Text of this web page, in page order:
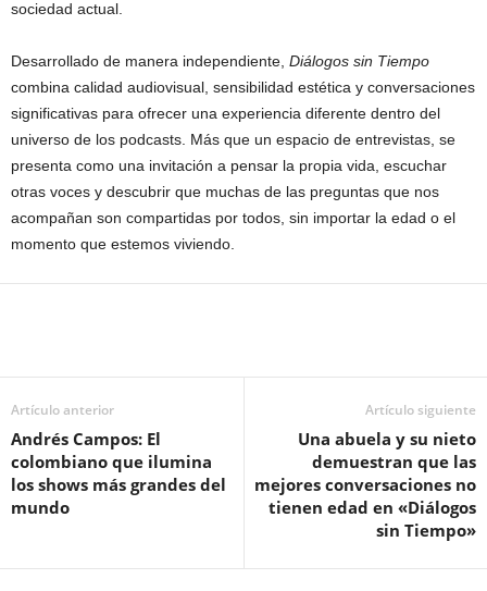
sociedad actual.
Desarrollado de manera independiente, Diálogos sin Tiempo
combina calidad audiovisual, sensibilidad estética y conversaciones
significativas para ofrecer una experiencia diferente dentro del
universo de los podcasts. Más que un espacio de entrevistas, se
presenta como una invitación a pensar la propia vida, escuchar
otras voces y descubrir que muchas de las preguntas que nos
acompañan son compartidas por todos, sin importar la edad o el
momento que estemos viviendo.
Artículo anterior
Andrés Campos: El
colombiano que ilumina
los shows más grandes del
mundo
Artículo siguiente
Una abuela y su nieto
demuestran que las
mejores conversaciones no
tienen edad en «Diálogos
sin Tiempo»